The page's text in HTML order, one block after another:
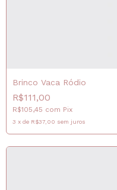
Brinco Vaca Ródio
R$111,00
R$105,45 com Pix
3 x de R$37,00 sem juros